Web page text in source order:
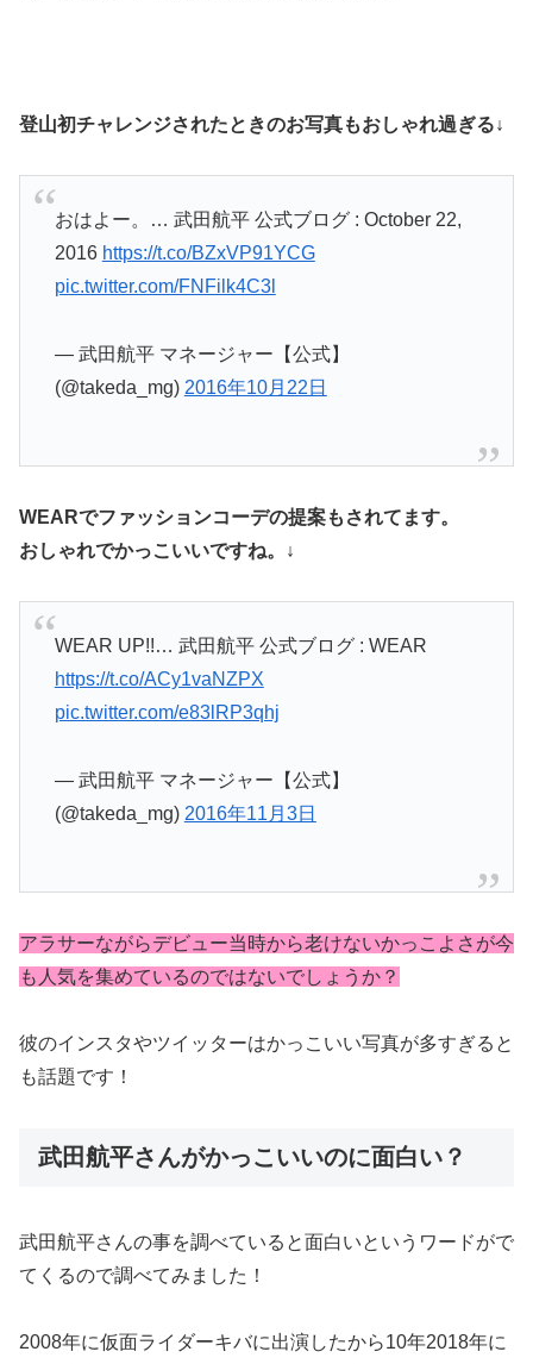
登山初チャレンジされたときのお写真もおしゃれ過ぎる↓
おはよー。… 武田航平 公式ブログ : October 22,
2016 https://t.co/BZxVP91YCG
pic.twitter.com/FNFilk4C3l
— 武田航平 マネージャー【公式】
(@takeda_mg) 2016年10月22日
WEARでファッションコーデの提案もされてます。
おしゃれでかっこいいですね。↓
WEAR UP!!… 武田航平 公式ブログ : WEAR
https://t.co/ACy1vaNZPX
pic.twitter.com/e83lRP3qhj
— 武田航平 マネージャー【公式】
(@takeda_mg) 2016年11月3日
アラサーながらデビュー当時から老けないかっこよさが今
も人気を集めているのではないでしょうか？
彼のインスタやツイッターはかっこいい写真が多すぎると
も話題です！
武田航平さんがかっこいいのに面白い？
武田航平さんの事を調べていると面白いというワードがで
てくるので調べてみました！
2008年に仮面ライダーキバに出演したから10年2018年に